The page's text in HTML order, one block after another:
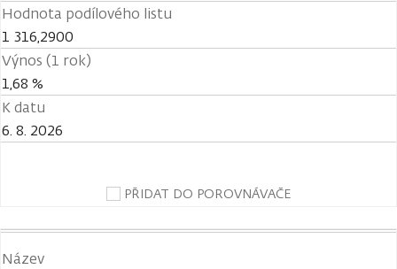
Hodnota podílového listu
1 316,2900
Výnos (1 rok)
1,68 %
K datu
6. 8. 2026
PŘIDAT DO POROVNÁVAČE
Název